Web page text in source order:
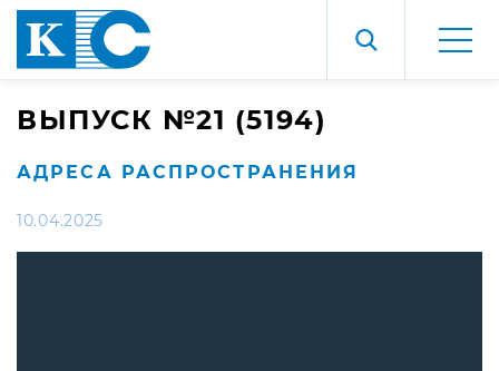
ВЫПУСК №21 (5194)
АДРЕСА РАСПРОСТРАНЕНИЯ
10.04.2025